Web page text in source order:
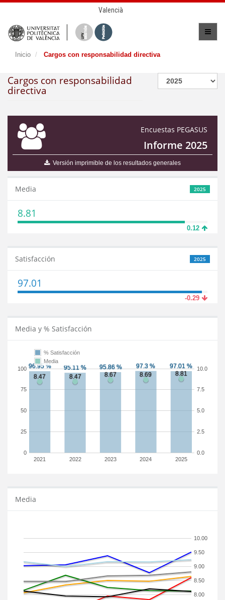
Valencià
Inicio Cargos con responsabilidad directiva
Cargos con responsabilidad
directiva
Encuestas PEGASUS
Informe 2025
Versión imprimible de los resultados generales
2025
Media
8.81
0.12
2025
Satisfacción
97.01
-0.29
Media y % Satisfacción
2021 2022 2023 2024 2025
0
25
50
75
100
0.0
2.5
5.0
7.5
10.0
% Satisfacción
Media
Media
8.00
8.50
9.00
9.50
10.00